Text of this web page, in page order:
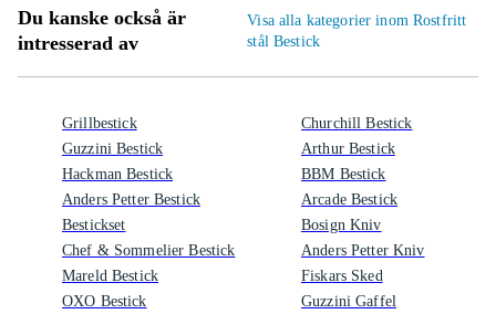
Du kanske också är
intresserad av
Visa alla kategorier inom Rostfritt
stål Bestick
Grillbestick
Guzzini Bestick
Hackman Bestick
Anders Petter Bestick
Bestickset
Chef & Sommelier Bestick
Mareld Bestick
OXO Bestick
Churchill Bestick
Arthur Bestick
BBM Bestick
Arcade Bestick
Bosign Kniv
Anders Petter Kniv
Fiskars Sked
Guzzini Gaffel